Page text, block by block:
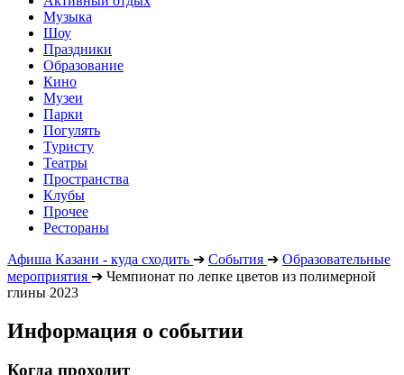
Музыка
Шоу
Праздники
Образование
Кино
Музеи
Парки
Погулять
Туристу
Театры
Пространства
Клубы
Прочее
Рестораны
Афиша Казани - куда сходить ➔ События ➔ Образовательные
мероприятия ➔ Чемпионат по лепке цветов из полимерной
глины 2023
Информация о событии
Когда проходит